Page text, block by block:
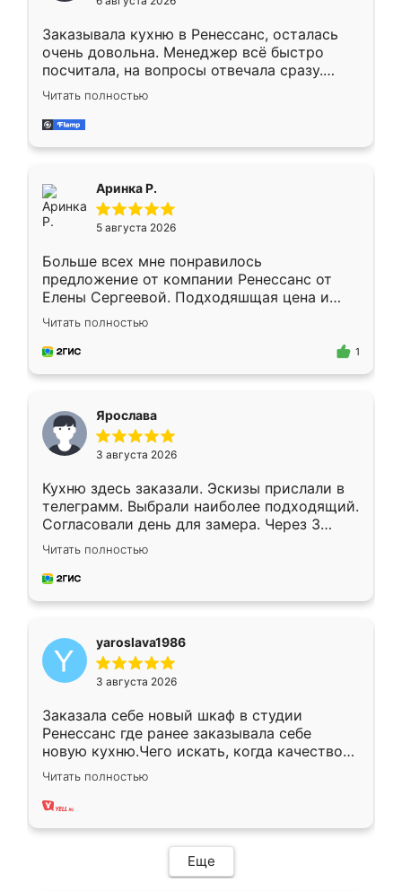
мебели буду заказывать только здесь.
Заказывала кухню в Ренессанс, осталась
очень довольна. Менеджер всё быстро
посчитала, на вопросы отвечала сразу.
Замерщик приехал в субботу, подошёл к
делу со всей ответственностью. Собрали
за день, ребята работали аккуратно, даже
Читать полностью
Аринка Р.
5 августа 2026
Больше всех мне понравилось
предложение от компании Ренессанс от
Елены Сергеевой. Подходяшщая цена и
короткие сроки изготовления. Приехавший
для замера сотрудник Владислав
предложил по моему эскизу самый
Читать полностью
1
Ярослава
3 августа 2026
Кухню здесь заказали. Эскизы прислали в
телеграмм. Выбрали наиболее подходящий.
Согласовали день для замера. Через 3
недели кухня была уже готова. Остались
довольны работой. Спасибо Ренессанс
мебель за качественную работу!
Читать полностью
yaroslava1986
3 августа 2026
Заказала себе новый шкаф в студии
Ренессанс где ранее заказывала себе
новую кухню.Чего искать, когда качеством
вполне довольна. Служит кухня уже почти
два года, нареканий нет.
Читать полностью
Еще